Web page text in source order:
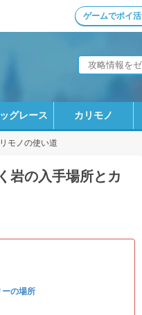
ゲームでポイ活
グレース カリモノ
モノの使い道
岩の入手場所とカ
ーの場所